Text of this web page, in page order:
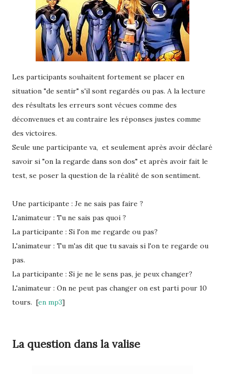
Les participants souhaitent fortement se placer en
situation "de sentir" s'il sont regardés ou pas. A la lecture
des résultats les erreurs sont vécues comme des
déconvenues et au contraire les réponses justes comme
des victoires.
Seule une participante va, et seulement après avoir déclaré
savoir si "on la regarde dans son dos" et après avoir fait le
test, se poser la question de la réalité de son sentiment.
Une participante : Je ne sais pas faire ?
L'animateur : Tu ne sais pas quoi ?
La participante : Si l'on me regarde ou pas?
L'animateur : Tu m'as dit que tu savais si l'on te regarde ou
pas.
La participante : Si je ne le sens pas, je peux changer?
L'animateur : On ne peut pas changer on est parti pour 10
tours. [en mp3]
La question dans la valise